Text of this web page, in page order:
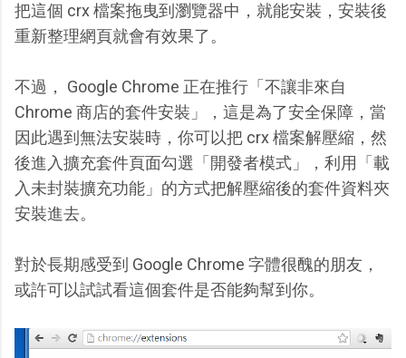
把這個 crx 檔案拖曳到瀏覽器中，就能安裝，安裝後
重新整理網頁就會有效果了。
不過， Google Chrome 正在推行「不讓非來自
Chrome 商店的套件安裝」，這是為了安全保障，當
因此遇到無法安裝時，你可以把 crx 檔案解壓縮，然
後進入擴充套件頁面勾選「開發者模式」，利用「載
入未封裝擴充功能」的方式把解壓縮後的套件資料夾
安裝進去。
對於長期感受到 Google Chrome 字體很醜的朋友，
或許可以試試看這個套件是否能夠幫到你。